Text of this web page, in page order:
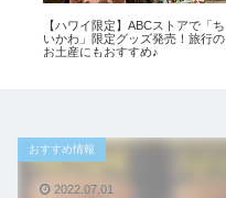
【ハワイ限定】ABCストアで「ち
いかわ」限定グッズ発売！旅行の
お土産にもおすすめ♪
おすすめ情報
2022.07.01